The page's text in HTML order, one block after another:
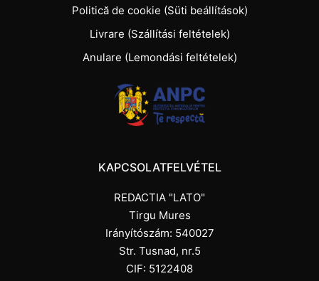
Politică de cookie (Süti beállítások)
Livrare (Szállítási feltételek)
Anulare (Lemondási feltételek)
KAPCSOLATFELVÉTEL
REDACTIA "LATO"
Tirgu Mures
Irányítószám: 540027
Str. Tusnad, nr.5
CIF: 5122408